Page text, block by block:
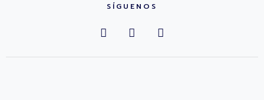
SÍGUENOS